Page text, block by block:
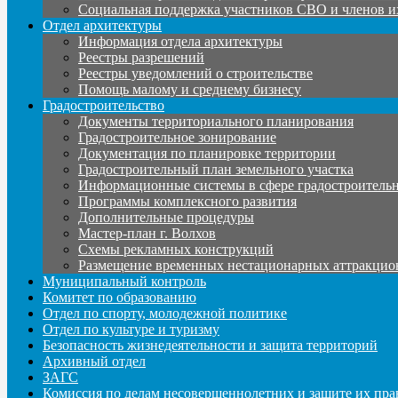
Социальная поддержка участников СВО и членов
Отдел архитектуры
Информация отдела архитектуры
Реестры разрешений
Реестры уведомлений о строительстве
Помощь малому и среднему бизнесу
Градостроительство
Документы территориального планирования
Градостроительное зонирование
Документация по планировке территории
Градостроительный план земельного участка
Информационные системы в сфере
Программы комплексного развития
Дополнительные процедуры
Мастер-план г. Волхов
Схемы рекламных конструкций
Размещение временных нестационарных
Муниципальный контроль
Комитет по образованию
Отдел по спорту, молодежной политике
Отдел по культуре и туризму
Безопасность жизнедеятельности и защита территорий
Архивный отдел
ЗАГС
Комиссия по делам несовершеннолетних и защите их